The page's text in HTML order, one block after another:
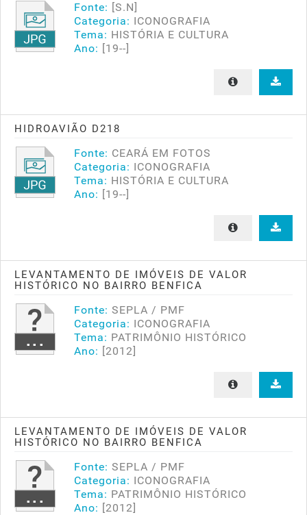
Fonte: [S.N]
Categoria: ICONOGRAFIA
Tema: HISTÓRIA E CULTURA
Ano: [19--]
HIDROAVIÃO D218
Fonte: CEARÁ EM FOTOS
Categoria: ICONOGRAFIA
Tema: HISTÓRIA E CULTURA
Ano: [19--]
LEVANTAMENTO DE IMÓVEIS DE VALOR
HISTÓRICO NO BAIRRO BENFICA
Fonte: SEPLA / PMF
Categoria: ICONOGRAFIA
Tema: PATRIMÔNIO HISTÓRICO
Ano: [2012]
LEVANTAMENTO DE IMÓVEIS DE VALOR
HISTÓRICO NO BAIRRO BENFICA
Fonte: SEPLA / PMF
Categoria: ICONOGRAFIA
Tema: PATRIMÔNIO HISTÓRICO
Ano: [2012]